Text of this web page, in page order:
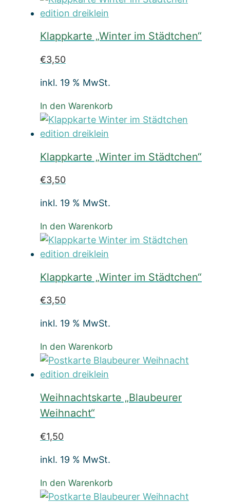
Klappkarte „Winter im Städtchen“
€3,50
inkl. 19 % MwSt.
In den Warenkorb
Klappkarte „Winter im Städtchen“
€3,50
inkl. 19 % MwSt.
In den Warenkorb
Klappkarte „Winter im Städtchen“
€3,50
inkl. 19 % MwSt.
In den Warenkorb
Weihnachtskarte „Blaubeurer
Weihnacht“
€1,50
inkl. 19 % MwSt.
In den Warenkorb